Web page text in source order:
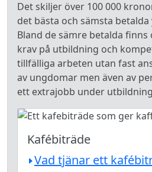
Det skiljer över 100 000
det bästa och sämsta betalda
Bland de sämre betalda
krav på utbildning och
tillfälliga arbeten utan fast
av ungdomar men även av
ett extrajobb under
Kafébiträde
Vad tjänar ett